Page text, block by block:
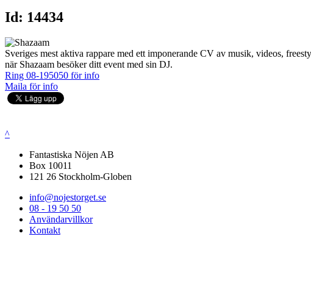
Id: 14434
Sveriges mest aktiva rappare med ett imponerande CV av musik, videos,
när Shazaam besöker ditt event med sin DJ.
Ring 08-195050 för info
Maila för info
^
Fantastiska Nöjen AB
Box 10011
121 26 Stockholm-Globen
info@nojestorget.se
08 - 19 50 50
Användarvillkor
Kontakt